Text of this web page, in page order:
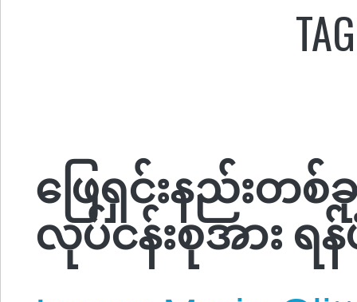
ဖြေရှင်းနည်းတ
လုပ်ငန်းစုအား ရ